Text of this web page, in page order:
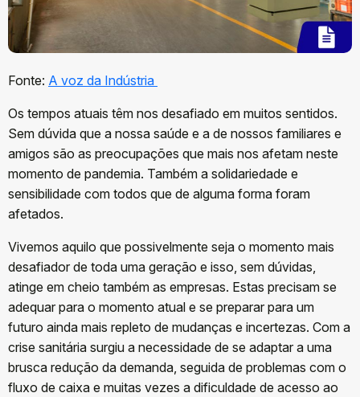
Fonte: A voz da Indústria
Os tempos atuais têm nos desafiado em muitos sentidos.
Sem dúvida que a nossa saúde e a de nossos familiares e
amigos são as preocupações que mais nos afetam neste
momento de pandemia. Também a solidariedade e
sensibilidade com todos que de alguma forma foram
afetados.
Vivemos aquilo que possivelmente seja o momento mais
desafiador de toda uma geração e isso, sem dúvidas,
atinge em cheio também as empresas. Estas precisam se
adequar para o momento atual e se preparar para um
futuro ainda mais repleto de mudanças e incertezas. Com a
crise sanitária surgiu a necessidade de se adaptar a uma
brusca redução da demanda, seguida de problemas com o
fluxo de caixa e muitas vezes a dificuldade de acesso ao